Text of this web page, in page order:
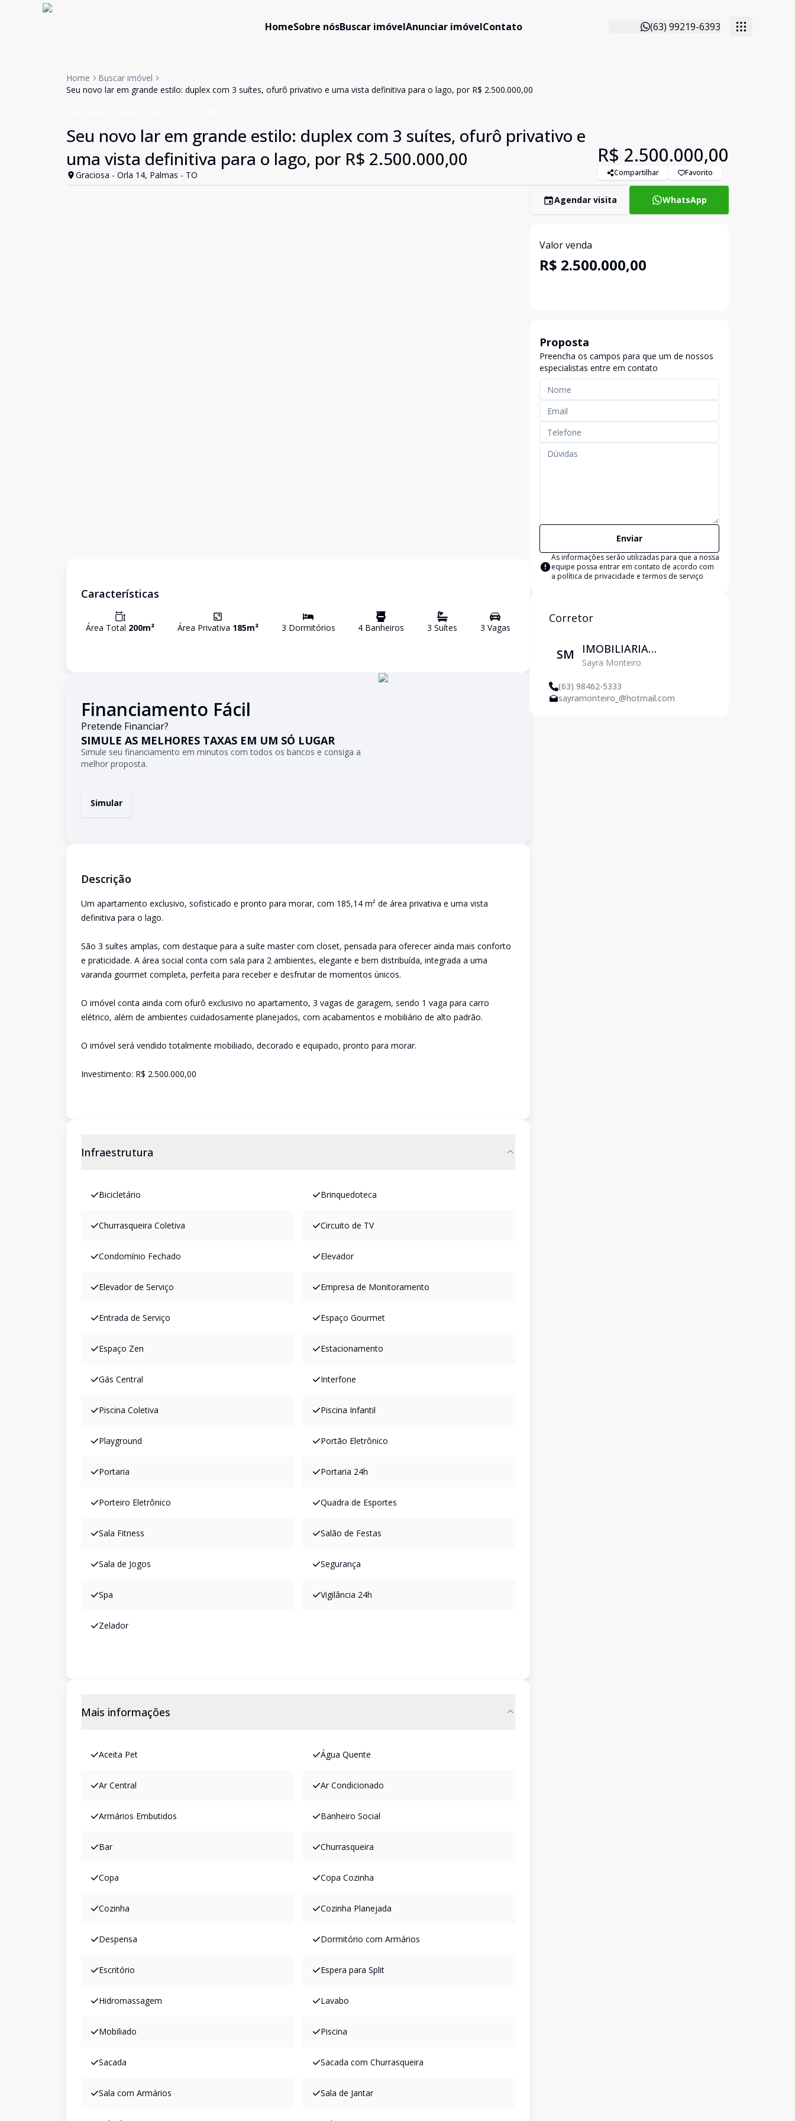
HomeSobre nósBuscar imóvelAnunciar imóvelContato (63) 99219-6393
Home
Buscar imóvel
Seu novo lar em grande estilo: duplex com 3 suítes, ofurô privativo e uma vista definitiva para o lago, por R$ 2.500.000,00
Seu novo lar em grande estilo: duplex com 3 suítes, ofurô privativo e
uma vista definitiva para o lago, por R$ 2.500.000,00
Graciosa - Orla 14, Palmas - TO
R$ 2.500.000,00
Compartilhar Favorito
Características
Área Total 200m² Área Privativa 185m² 3 Dormitórios 4 Banheiros 3 Suítes 3 Vagas
Financiamento Fácil
Pretende Financiar?
SIMULE AS MELHORES TAXAS EM UM SÓ LUGAR
Simule seu financiamento em minutos com todos os bancos e consiga a
melhor proposta.
Simular
Descrição
Um apartamento exclusivo, sofisticado e pronto para morar, com 185,14 m² de área privativa e uma vista
definitiva para o lago.
São 3 suítes amplas, com destaque para a suíte master com closet, pensada para oferecer ainda mais conforto
e praticidade. A área social conta com sala para 2 ambientes, elegante e bem distribuída, integrada a uma
varanda gourmet completa, perfeita para receber e desfrutar de momentos únicos.
O imóvel conta ainda com ofurô exclusivo no apartamento, 3 vagas de garagem, sendo 1 vaga para carro
elétrico, além de ambientes cuidadosamente planejados, com acabamentos e mobiliário de alto padrão.
O imóvel será vendido totalmente mobiliado, decorado e equipado, pronto para morar.
Investimento: R$ 2.500.000,00
Infraestrutura
Bicicletário Brinquedoteca
Churrasqueira Coletiva Circuito de TV
Condomínio Fechado Elevador
Elevador de Serviço Empresa de Monitoramento
Entrada de Serviço Espaço Gourmet
Espaço Zen Estacionamento
Gás Central Interfone
Piscina Coletiva Piscina Infantil
Playground Portão Eletrônico
Portaria Portaria 24h
Porteiro Eletrônico Quadra de Esportes
Sala Fitness Salão de Festas
Sala de Jogos Segurança
Spa Vigilância 24h
Zelador
Mais informações
Aceita Pet Água Quente
Ar Central Ar Condicionado
Armários Embutidos Banheiro Social
Bar Churrasqueira
Copa Copa Cozinha
Cozinha Cozinha Planejada
Despensa Dormitório com Armários
Escritório Espera para Split
Hidromassagem Lavabo
Mobiliado Piscina
Sacada Sacada com Churrasqueira
Sala com Armários Sala de Jantar
Agendar visita WhatsApp
Valor venda
R$ 2.500.000,00
Proposta
Preencha os campos para que um de nossos
especialistas entre em contato
Enviar
As informações serão utilizadas para que a nossa
equipe possa entrar em contato de acordo com
a política de privacidade e termos de serviço
Corretor
SM
IMOBILIARIA
PETROPOLIS
Sayra Monteiro
(63) 98462-5333
sayramonteiro_@hotmail.com